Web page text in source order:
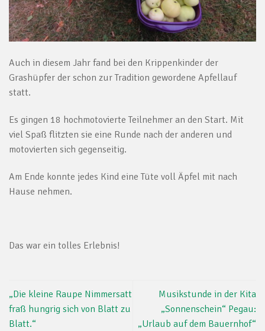
Auch in diesem Jahr fand bei den Krippenkinder der
Grashüpfer der schon zur Tradition gewordene Apfellauf
statt.
Es gingen 18 hochmotovierte Teilnehmer an den Start. Mit
viel Spaß flitzten sie eine Runde nach der anderen und
motovierten sich gegenseitig.
Am Ende konnte jedes Kind eine Tüte voll Äpfel mit nach
Hause nehmen.
Das war ein tolles Erlebnis!
„Die kleine Raupe Nimmersatt
fraß hungrig sich von Blatt zu
Blatt.“
Musikstunde in der Kita
„Sonnenschein“ Pegau:
„Urlaub auf dem Bauernhof“